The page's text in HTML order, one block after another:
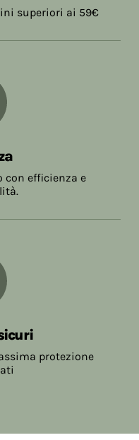
indicate*
superiori ai 59€
con efficienza e
protezione